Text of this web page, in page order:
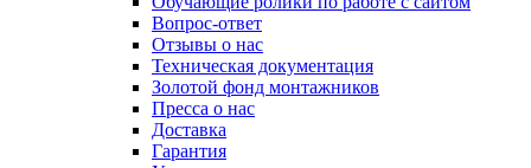
Вопрос-ответ
Отзывы о нас
Техническая документация
Золотой фонд монтажников
Пресса о нас
Доставка
Гарантия